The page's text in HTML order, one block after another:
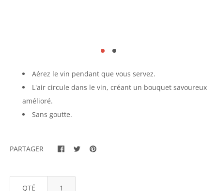
Aérez le vin pendant que vous servez.
L'air circule dans le vin, créant un bouquet savoureux
amélioré.
Sans goutte.
PARTAGER
QTÉ